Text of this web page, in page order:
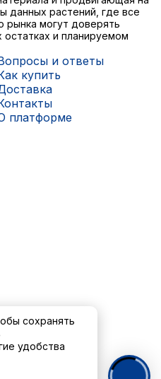
данных растений, где все
рынка могут доверять
и планируемом
и ответы
купить
платформе
данных
сохранять
удобства